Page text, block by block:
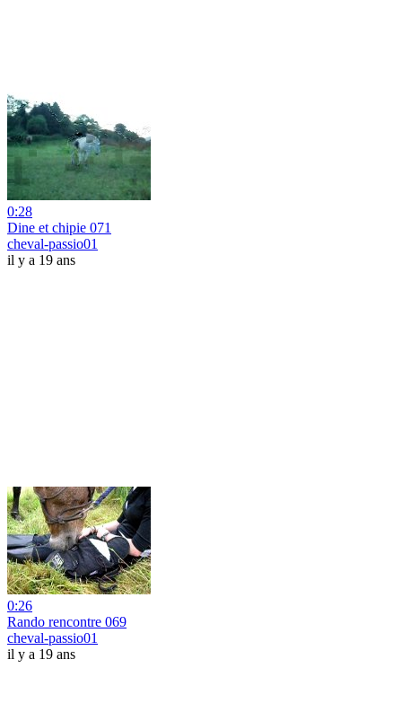
0:28
Dine et chipie 071
cheval-passio01
il y a 19 ans
0:26
Rando rencontre 069
cheval-passio01
il y a 19 ans